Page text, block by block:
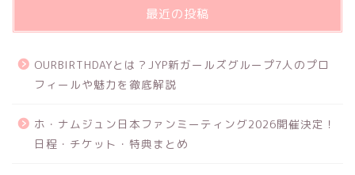
最近の投稿
OURBIRTHDAYとは？JYP新ガールズグループ7人のプロ
フィールや魅力を徹底解説
ホ・ナムジュン日本ファンミーティング2026開催決定！
日程・チケット・特典まとめ